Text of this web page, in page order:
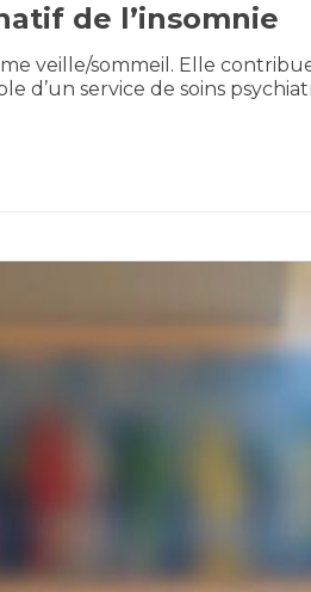
de l’insomnie
veille/sommeil. Elle
d’un service de soins